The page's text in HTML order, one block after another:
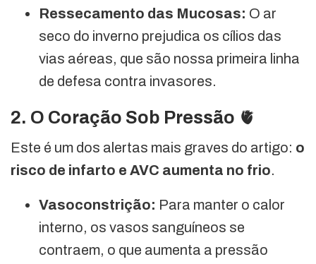
Ressecamento das Mucosas: O ar
seco do inverno prejudica os cílios das
vias aéreas, que são nossa primeira linha
de defesa contra invasores.
2. O Coração Sob Pressão 🫀
Este é um dos alertas mais graves do artigo: o
risco de infarto e AVC aumenta no frio.
Vasoconstrição: Para manter o calor
interno, os vasos sanguíneos se
contraem, o que aumenta a pressão